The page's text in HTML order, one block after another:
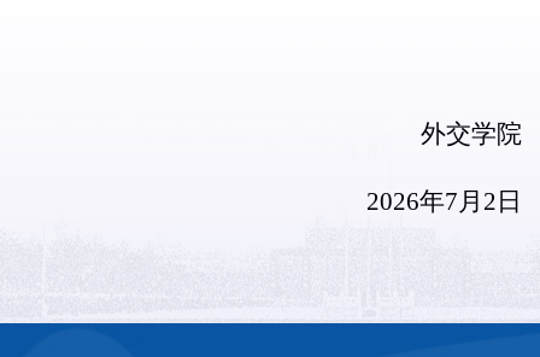
外交学院
2026年7月2日